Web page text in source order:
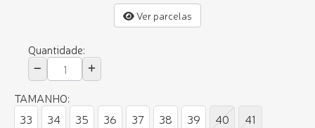
Ver parcelas
Quantidade:
TAMANHO:
33
34 35 36 37 38 39 40 41